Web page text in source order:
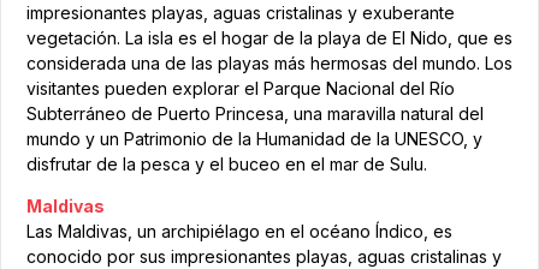
impresionantes playas, aguas cristalinas y exuberante
vegetación. La isla es el hogar de la playa de El Nido, que es
considerada una de las playas más hermosas del mundo. Los
visitantes pueden explorar el Parque Nacional del Río
Subterráneo de Puerto Princesa, una maravilla natural del
mundo y un Patrimonio de la Humanidad de la UNESCO, y
disfrutar de la pesca y el buceo en el mar de Sulu.
Maldivas
Las Maldivas, un archipiélago en el océano Índico, es
conocido por sus impresionantes playas, aguas cristalinas y